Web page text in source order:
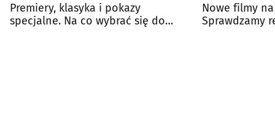
Premiery, klasyka i pokazy
specjalne. Na co wybrać się do
Nowe filmy
Sprawdzamy